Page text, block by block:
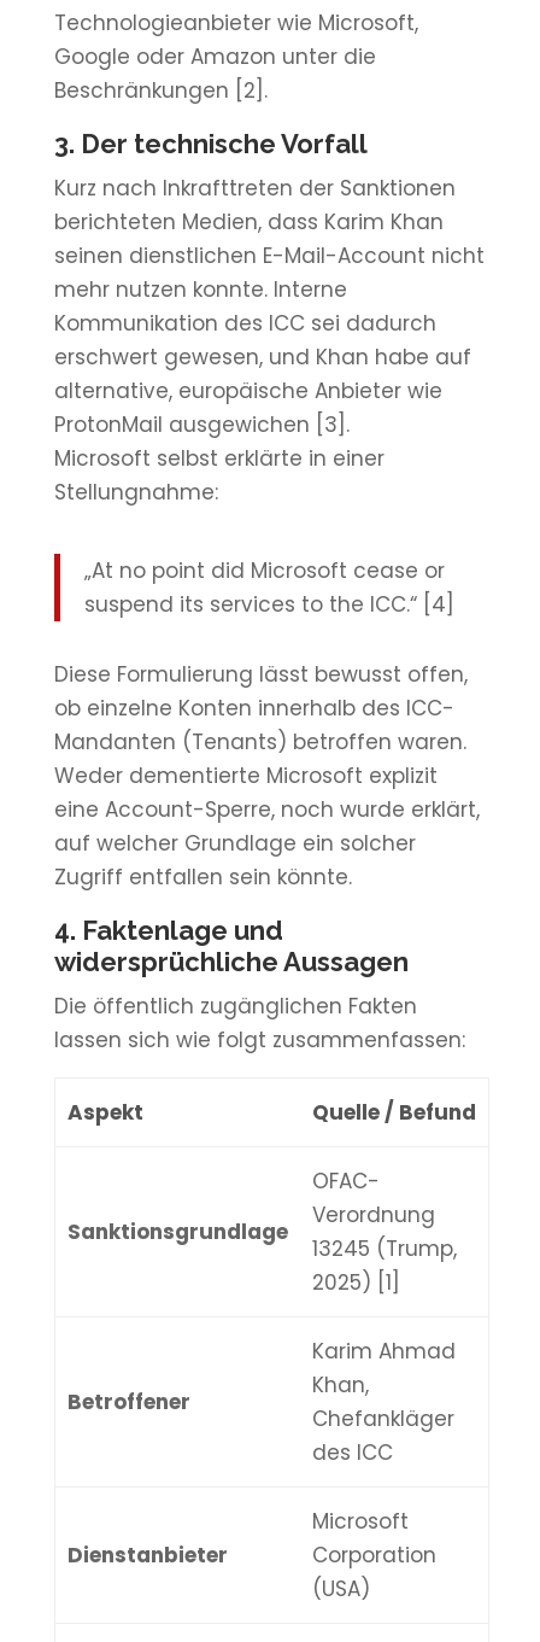
Technologieanbieter wie Microsoft,
Google oder Amazon unter die
Beschränkungen [2].
3. Der technische Vorfall
Kurz nach Inkrafttreten der Sanktionen
berichteten Medien, dass Karim Khan
seinen dienstlichen E-Mail-Account nicht
mehr nutzen konnte. Interne
Kommunikation des ICC sei dadurch
erschwert gewesen, und Khan habe auf
alternative, europäische Anbieter wie
ProtonMail ausgewichen [3].
Microsoft selbst erklärte in einer
Stellungnahme:
„At no point did Microsoft cease or
suspend its services to the ICC.“ [4]
Diese Formulierung lässt bewusst offen,
ob einzelne Konten innerhalb des ICC-
Mandanten (Tenants) betroffen waren.
Weder dementierte Microsoft explizit
eine Account-Sperre, noch wurde erklärt,
auf welcher Grundlage ein solcher
Zugriff entfallen sein könnte.
4. Faktenlage und
widersprüchliche Aussagen
Die öffentlich zugänglichen Fakten
lassen sich wie folgt zusammenfassen:
Aspekt Quelle / Befund
Sanktionsgrundlage
OFAC-
Verordnung
13245 (Trump,
2025) [1]
Betroffener
Karim Ahmad
Khan,
Chefankläger
des ICC
Dienstanbieter
Microsoft
Corporation
(USA)